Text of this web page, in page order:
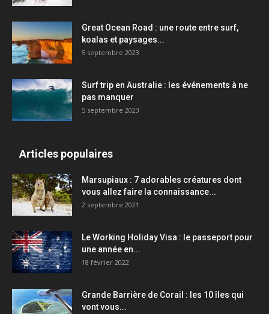
Great Ocean Road : une route entre surf,
koalas et paysages...
5 septembre 2023
Surf trip en Australie : les événements à ne
pas manquer
5 septembre 2023
Articles populaires
Marsupiaux : 7 adorables créatures dont
vous allez faire la connaissance...
2 septembre 2021
Le Working Holiday Visa : le passeport pour
une année en...
18 février 2022
Grande Barrière de Corail : les 10 îles qui
vont vous...